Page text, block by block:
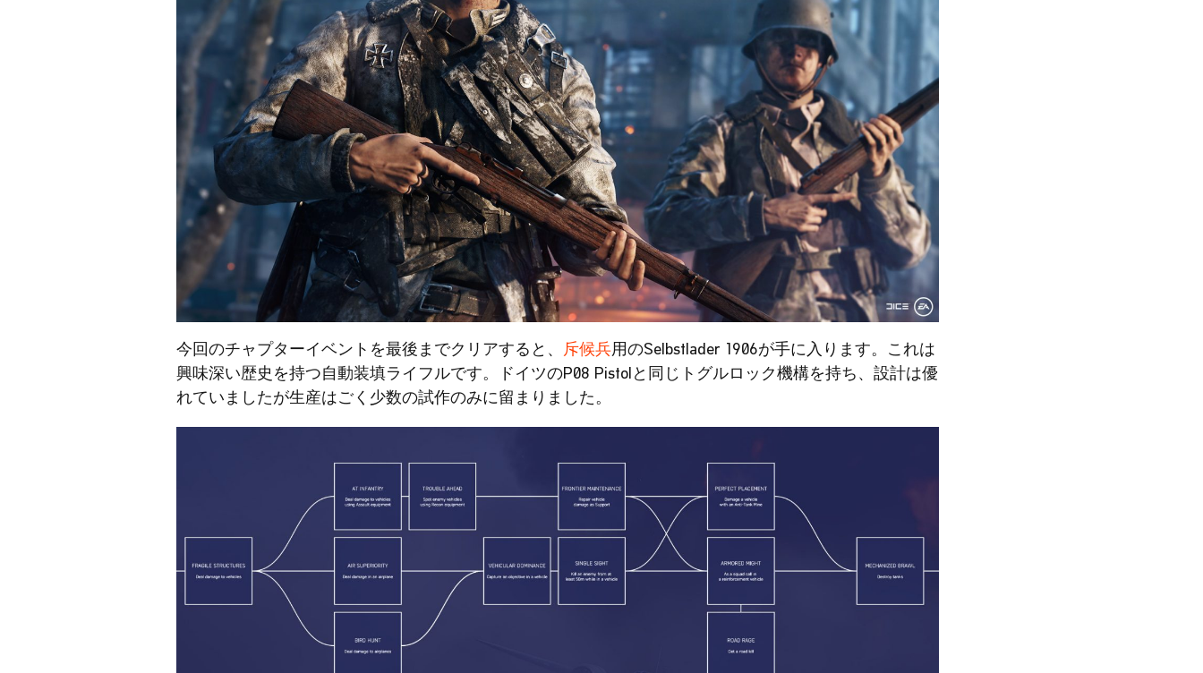
今回のチャプターイベントを最後までクリアすると、 斥候兵用のSelbstlader 1906が手に入ります。これは
興味深い歴史を持つ自動装填ライフルです。ドイツのP08 Pistolと同じトグルロック機構を持ち、設計は優
れていましたが生産はごく少数の試作のみに留まりました。